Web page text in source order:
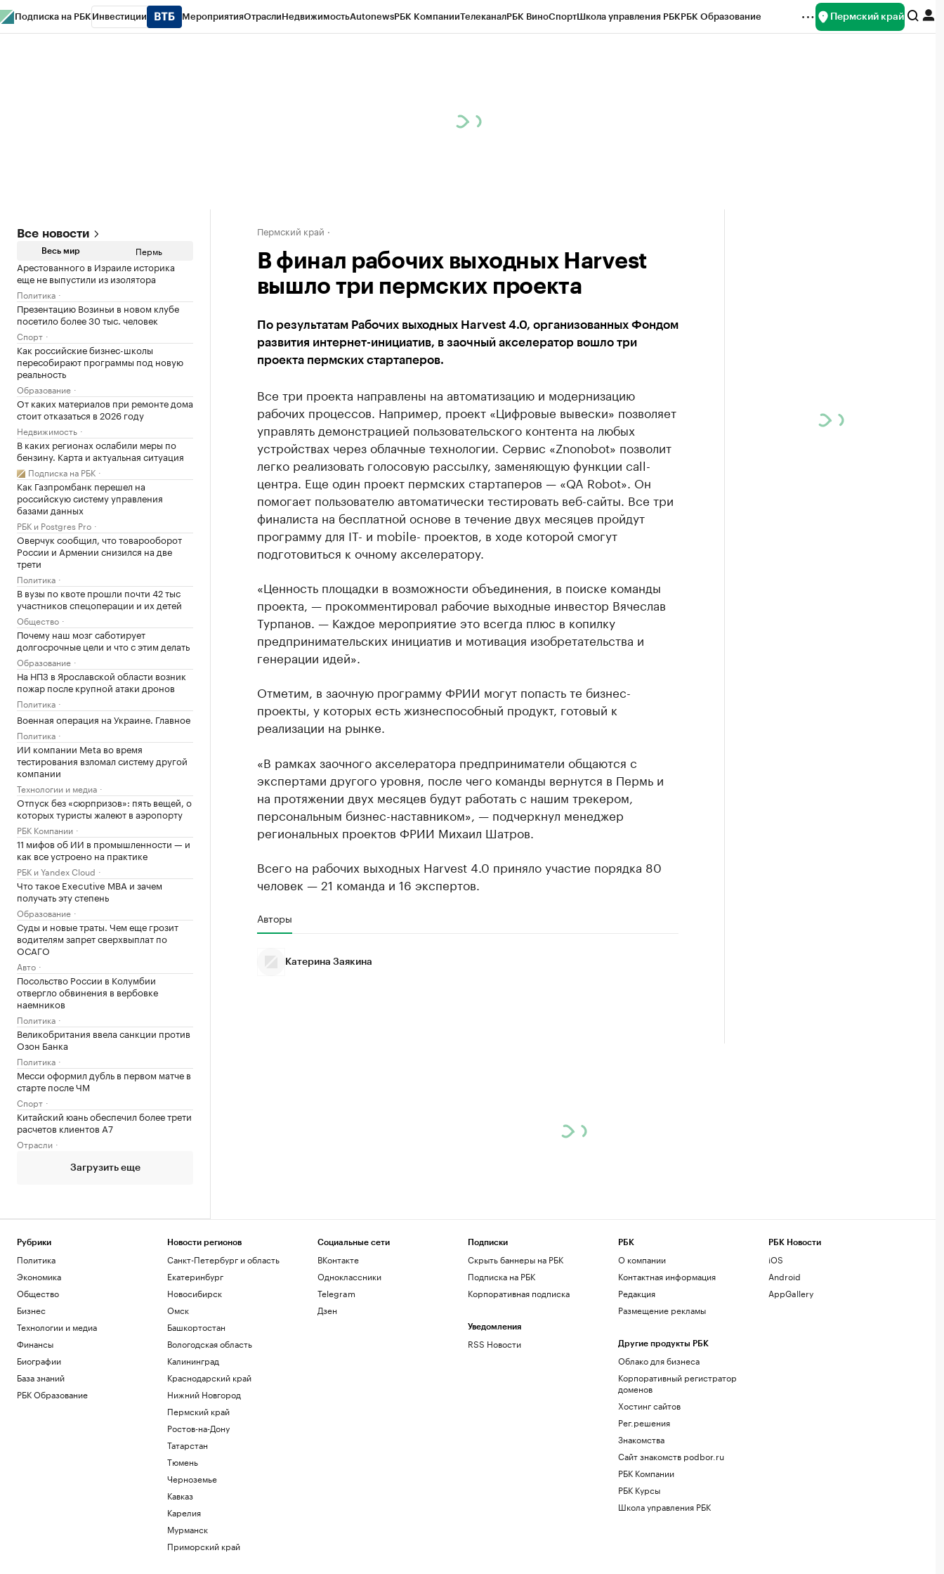
Подписка на РБК Инвестиции МероприятияОтраслиНедвижимостьAutonewsРБК КомпанииТелеканалРБК ВиноСпортШкола управления РБКРБК Образование Пермский край
Все новости
Весь мир Пермь
Арестованного в Израиле историка
еще не выпустили из изолятора
Политика
Презентацию Возиньи в новом клубе
посетило более 30 тыс. человек
Спорт
Как российские бизнес-школы
пересобирают программы под новую
реальность
Образование
От каких материалов при ремонте дома
стоит отказаться в 2026 году
Недвижимость
В каких регионах ослабили меры по
бензину. Карта и актуальная ситуация
Подписка на РБК
Как Газпромбанк перешел на
российскую систему управления
базами данных
РБК и Postgres Pro
Оверчук сообщил, что товарооборот
России и Армении снизился на две
трети
Политика
В вузы по квоте прошли почти 42 тыс
участников спецоперации и их детей
Общество
Почему наш мозг саботирует
долгосрочные цели и что с этим делать
Образование
На НПЗ в Ярославской области возник
пожар после крупной атаки дронов
Политика
Военная операция на Украине. Главное
Политика
ИИ компании Meta во время
тестирования взломал систему другой
компании
Технологии и медиа
Отпуск без «сюрпризов»: пять вещей, о
которых туристы жалеют в аэропорту
РБК Компании
11 мифов об ИИ в промышленности — и
как все устроено на практике
РБК и Yandex Cloud
Что такое Executive MBA и зачем
получать эту степень
Образование
Суды и новые траты. Чем еще грозит
водителям запрет сверхвыплат по
ОСАГО
Авто
Посольство России в Колумбии
отвергло обвинения в вербовке
наемников
Политика
Великобритания ввела санкции против
Озон Банка
Политика
Месси оформил дубль в первом матче в
старте после ЧМ
Спорт
Китайский юань обеспечил более трети
расчетов клиентов А7
Отрасли
Загрузить еще
Пермский край
В финал рабочих выходных Harvest
вышло три пермских проекта
По результатам Рабочих выходных Harvest 4.0, организованных Фондом
развития интернет-инициатив, в заочный акселератор вошло три
проекта пермских стартаперов.
Все три проекта направлены на автоматизацию и модернизацию
рабочих процессов. Например, проект «Цифровые вывески» позволяет
управлять демонстрацией пользовательского контента на любых
устройствах через облачные технологии. Сервис «Znonobot» позволит
легко реализовать голосовую рассылку, заменяющую функции call-
центра. Еще один проект пермских стартаперов — «QA Robot». Он
помогает пользователю автоматически тестировать веб-сайты. Все три
финалиста на бесплатной основе в течение двух месяцев пройдут
программу для IT- и mobile- проектов, в ходе которой смогут
подготовиться к очному акселератору.
«Ценность площадки в возможности объединения, в поиске команды
проекта, — прокомментировал рабочие выходные инвестор Вячеслав
Турпанов. — Каждое мероприятие это всегда плюс в копилку
предпринимательских инициатив и мотивация изобретательства и
генерации идей».
Отметим, в заочную программу ФРИИ могут попасть те бизнес-
проекты, у которых есть жизнеспособный продукт, готовый к
реализации на рынке.
«В рамках заочного акселератора предприниматели общаются с
экспертами другого уровня, после чего команды вернутся в Пермь и
на протяжении двух месяцев будут работать с нашим трекером,
персональным бизнес-наставником», — подчеркнул менеджер
региональных проектов ФРИИ Михаил Шатров.
Всего на рабочих выходных Harvest 4.0 приняло участие порядка 80
человек — 21 команда и 16 экспертов.
Авторы
Катерина Заякина
Рубрики
Политика
Экономика
Общество
Бизнес
Технологии и медиа
Финансы
Биографии
База знаний
РБК Образование
Новости регионов
Санкт-Петербург и область
Екатеринбург
Новосибирск
Омск
Башкортостан
Вологодская область
Калининград
Краснодарский край
Нижний Новгород
Пермский край
Ростов-на-Дону
Татарстан
Тюмень
Черноземье
Кавказ
Карелия
Мурманск
Приморский край
Социальные сети
ВКонтакте
Одноклассники
Telegram
Дзен
Подписки
Скрыть баннеры на РБК
Подписка на РБК
Корпоративная подписка
Уведомления
RSS Новости
РБК
О компании
Контактная информация
Редакция
Размещение рекламы
Другие продукты РБК
Облако для бизнеса
Корпоративный регистратор
доменов
Хостинг сайтов
Рег.решения
Знакомства
Сайт знакомств podbor.ru
РБК Компании
РБК Курсы
Школа управления РБК
РБК Новости
iOS
Android
AppGallery